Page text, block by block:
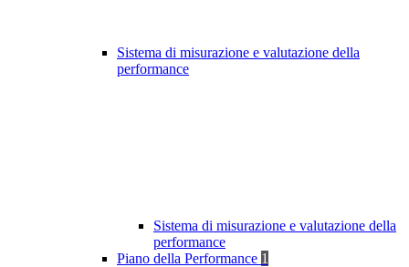
Sistema di misurazione e valutazione della
performance
Sistema di misurazione e valutazione della
performance
Piano della Performance 1